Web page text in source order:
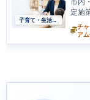
子育て・生活支援
定施
チ
ア